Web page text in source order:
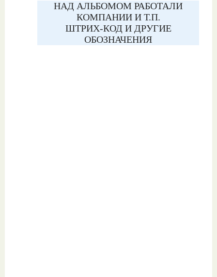
НАД АЛЬБОМОМ РАБОТАЛИ
КОМПАНИИ И Т.П.
ШТРИХ-КОД И ДРУГИЕ
ОБОЗНАЧЕНИЯ